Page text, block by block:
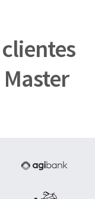
clientes
Master